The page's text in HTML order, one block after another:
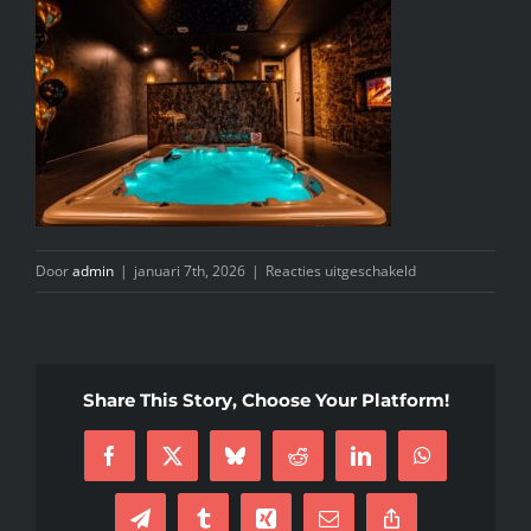
INFO
KIDS SPA PARTY
GIFTCARD
CONTACT
Dooradmin | januari 7th, 2026 | Reacties uitgeschakeldvoor
WhatsApp
07
16.23.37
(22)
Share This Story, Choose Your Platform!
Facebook
X BlueskyReddit LinkedInWhatsApp
TelegramTumblrXing
E-
Copy